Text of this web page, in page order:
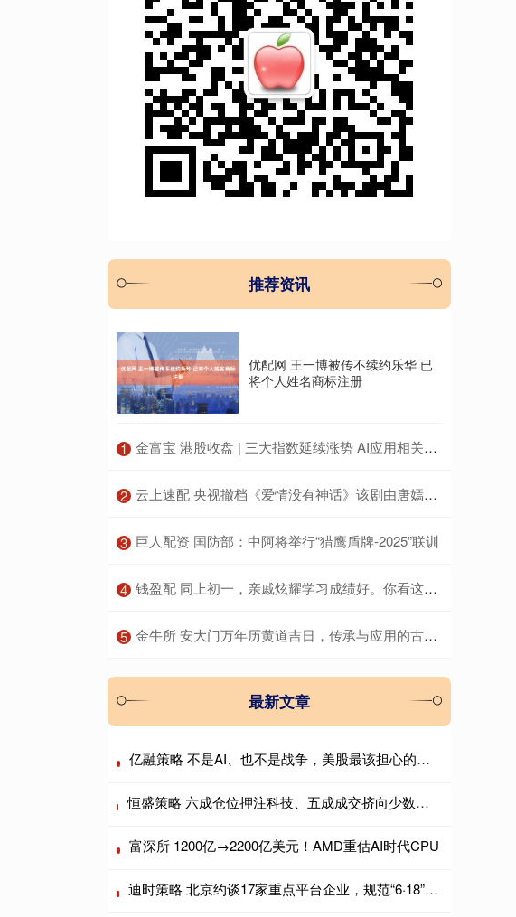
推荐资讯
优配网 王一博被传不续约乐华 已
将个人姓名商标注册
1 ​金富宝 港股收盘 | 三大指数延续涨势 AI应用相关个股引市场关注
2 ​云上速配 央视撤档《爱情没有神话》该剧由唐嫣赵又廷主演
3 ​巨人配资 国防部：中阿将举行“猎鹰盾牌-2025”联训
4 ​钱盈配 同上初一，亲戚炫耀学习成绩好。你看这位宝妈如何怼回去……
5 ​金牛所 安大门万年历黄道吉日，传承与应用的古老智慧
最新文章
亿融策略 不是AI、也不是战争，美股最该担心的是日本?
恒盛策略 六成仓位押注科技、五成成交挤向少数个股，AI抱团行情会重演历史瓦解吗？
富深所 1200亿→2200亿美元！AMD重估AI时代CPU
迪时策略 北京约谈17家重点平台企业，规范“6·18”期间平台经营行为